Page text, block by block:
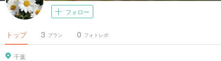
フォロー
トップ プラン
3 フォトレポ
0
千葉